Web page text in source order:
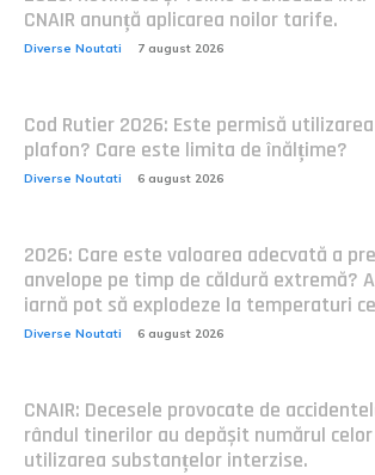
CNAIR anunță aplicarea noilor tarife.
Diverse Noutati 7 august 2026
Cod Rutier 2026: Este permisă
plafon? Care este limita de înălțime?
Diverse Noutati 6 august 2026
2026: Care este valoarea adecvată a
anvelope pe timp de căldură extremă?
iarnă pot să explodeze la temperaturi
Diverse Noutati 6 august 2026
CNAIR: Decesele provocate de
rândul tinerilor au depășit numărul
utilizarea substanțelor interzise.